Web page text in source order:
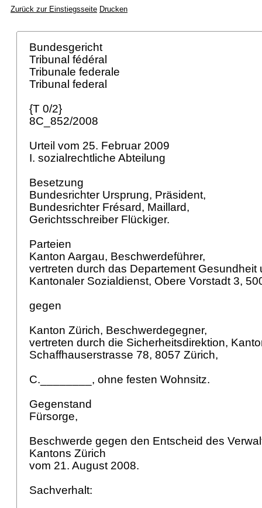
Zurück zur Einstiegsseite Drucken
Bundesgericht
Tribunal fédéral
Tribunale federale
Tribunal federal
{T 0/2}
8C_852/2008
Urteil vom 25. Februar 2009
I. sozialrechtliche Abteilung
Besetzung
Bundesrichter Ursprung, Präsident,
Bundesrichter Frésard, Maillard,
Gerichtsschreiber Flückiger.
Parteien
Kanton Aargau, Beschwerdeführer,
vertreten durch das Departement Gesundheit
Kantonaler Sozialdienst, Obere Vorstadt 3,
gegen
Kanton Zürich, Beschwerdegegner,
vertreten durch die Sicherheitsdirektion,
Schaffhauserstrasse 78, 8057 Zürich,
C.________, ohne festen Wohnsitz.
Gegenstand
Fürsorge,
Beschwerde gegen den Entscheid des
Kantons Zürich
vom 21. August 2008.
Sachverhalt: